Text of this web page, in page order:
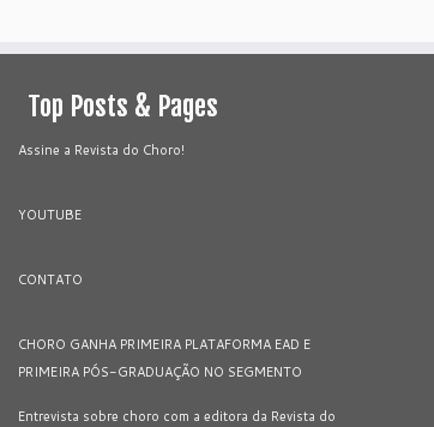
Top Posts & Pages
Assine a Revista do Choro!
YOUTUBE
CONTATO
CHORO GANHA PRIMEIRA PLATAFORMA EAD E
PRIMEIRA PÓS-GRADUAÇÃO NO SEGMENTO
Entrevista sobre choro com a editora da Revista do